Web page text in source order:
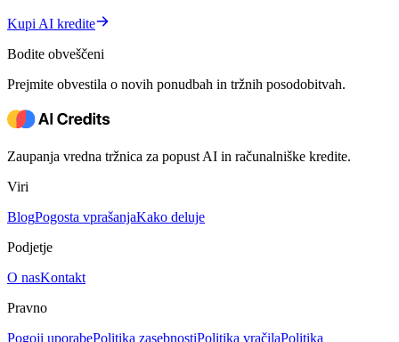
Kupi AI kredite
Bodite obveščeni
Prejmite obvestila o novih ponudbah in tržnih posodobitvah.
Zaupanja vredna tržnica za popust AI in računalniške kredite.
Viri
BlogPogosta vprašanjaKako deluje
Podjetje
O nasKontakt
Pravno
Pogoji uporabePolitika zasebnostiPolitika vračilaPolitika